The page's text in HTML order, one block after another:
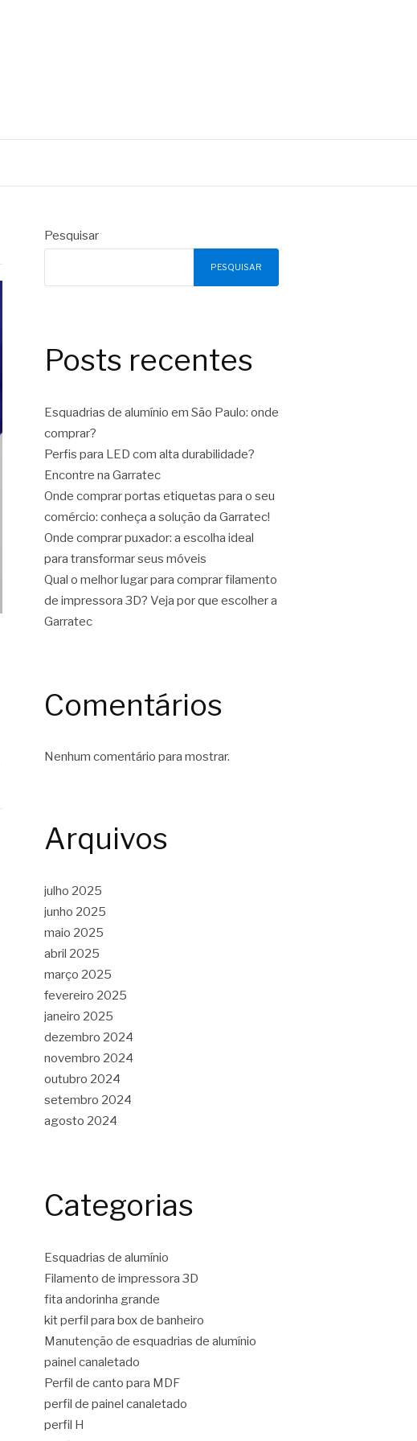
Pesquisar
PESQUISAR
Posts recentes
Esquadrias de alumínio em São Paulo: onde
comprar?
Perfis para LED com alta durabilidade?
Encontre na Garratec
Onde comprar portas etiquetas para o seu
comércio: conheça a solução da Garratec!
Onde comprar puxador: a escolha ideal
para transformar seus móveis
Qual o melhor lugar para comprar filamento
de impressora 3D? Veja por que escolher a
Garratec
Comentários
Nenhum comentário para mostrar.
Arquivos
julho 2025
junho 2025
maio 2025
abril 2025
março 2025
fevereiro 2025
janeiro 2025
dezembro 2024
novembro 2024
outubro 2024
setembro 2024
agosto 2024
Categorias
Esquadrias de alumínio
Filamento de impressora 3D
fita andorinha grande
kit perfil para box de banheiro
Manutenção de esquadrias de alumínio
painel canaletado
Perfil de canto para MDF
perfil de painel canaletado
perfil H